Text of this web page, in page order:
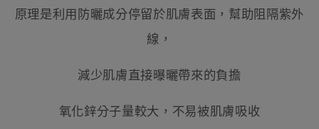
原理是利用防曬成分停留於肌膚表面，幫助阻隔紫外
線，
減少肌膚直接曝曬帶來的負擔
氧化鋅分子量較大，不易被肌膚吸收